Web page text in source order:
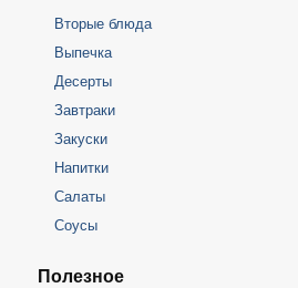
Вторые блюда
Выпечка
Десерты
Завтраки
Закуски
Напитки
Салаты
Соусы
Полезное